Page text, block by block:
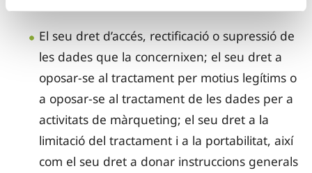
Els destinataris de les dades.
El seu dret d’accés, rectificació o supressió de
les dades que la concernixen; el seu dret a
oposar-se al tractament per motius legítims o
a oposar-se al tractament de les dades per a
activitats de màrqueting; el seu dret a la
limitació del tractament i a la portabilitat, així
com el seu dret a donar instruccions generals